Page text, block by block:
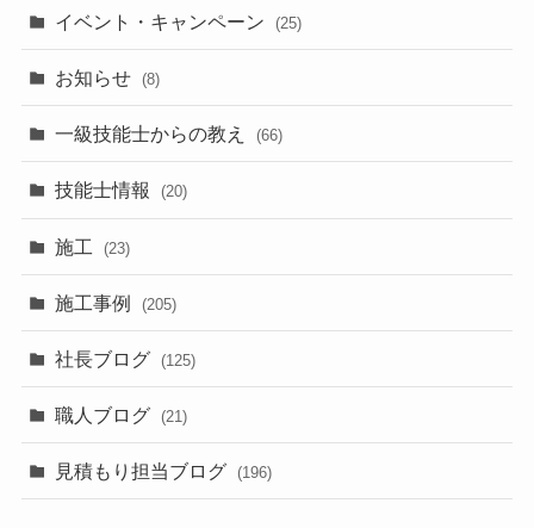
イベント・キャンペーン (25)
お知らせ (8)
一級技能士からの教え (66)
技能士情報 (20)
施工 (23)
施工事例 (205)
社長ブログ (125)
職人ブログ (21)
見積もり担当ブログ (196)